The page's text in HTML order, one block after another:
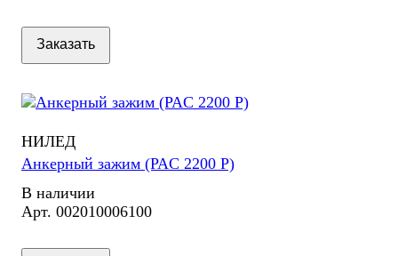
Заказать
НИЛЕД
Анкерный зажим (PAC 2200 P)
В наличии
Арт. 002010006100